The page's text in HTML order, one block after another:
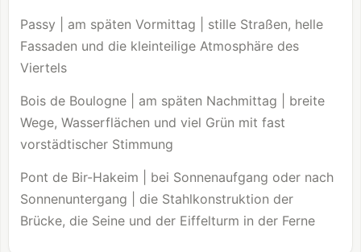
Passy | am späten Vormittag | stille Straßen, helle
Fassaden und die kleinteilige Atmosphäre des
Viertels
Bois de Boulogne | am späten Nachmittag | breite
Wege, Wasserflächen und viel Grün mit fast
vorstädtischer Stimmung
Pont de Bir-Hakeim | bei Sonnenaufgang oder nach
Sonnenuntergang | die Stahlkonstruktion der
Brücke, die Seine und der Eiffelturm in der Ferne